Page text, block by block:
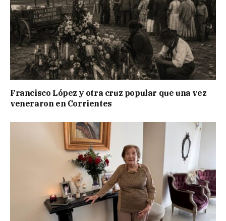
Francisco López y otra cruz popular que una vez
veneraron en Corrientes